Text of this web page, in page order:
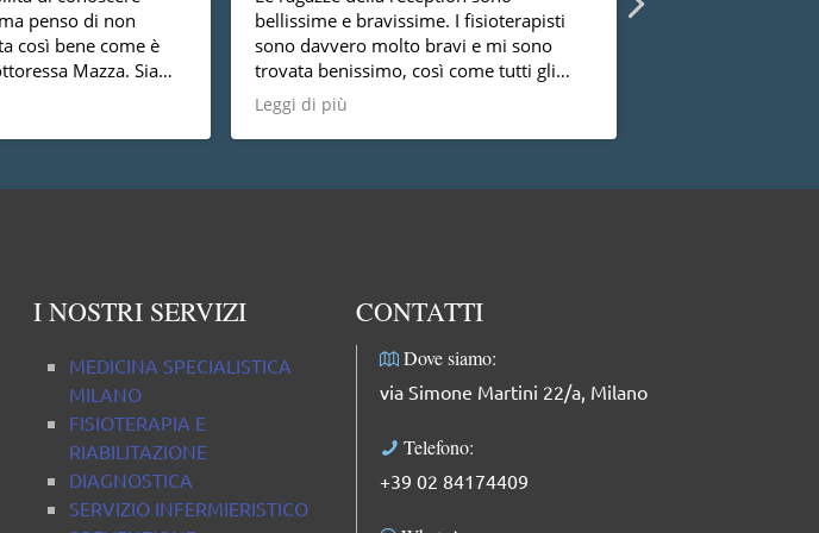
penso di non
così bene come è
Mazza. Sia
che
i miei più sinceri
competente,
bellissime e bravissime. I fisioterapisti
sono davvero molto bravi e mi sono
trovata benissimo, così come tutti gli
altri specialisti del Centro.
Leggi di più
I NOSTRI SERVIZI
MEDICINA SPECIALISTICA
MILANO
FISIOTERAPIA E
RIABILITAZIONE
DIAGNOSTICA
SERVIZIO INFERMIERISTICO
CONTATTI
Dove siamo:
via Simone Martini 22/a, Milano
Telefono:
+39 02 84174409